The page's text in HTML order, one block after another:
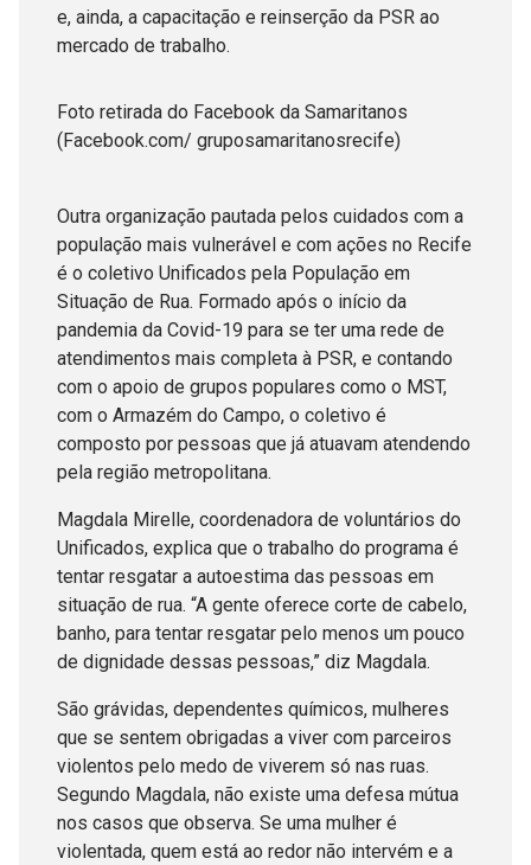
e, ainda, a capacitação e reinserção da PSR ao
mercado de trabalho.
Foto retirada do Facebook da Samaritanos
(Facebook.com/ gruposamaritanosrecife)
Outra organização pautada pelos cuidados com a
população mais vulnerável e com ações no Recife
é o coletivo Unificados pela População em
Situação de Rua. Formado após o início da
pandemia da Covid-19 para se ter uma rede de
atendimentos mais completa à PSR, e contando
com o apoio de grupos populares como o MST,
com o Armazém do Campo, o coletivo é
composto por pessoas que já atuavam atendendo
pela região metropolitana.
Magdala Mirelle, coordenadora de voluntários do
Unificados, explica que o trabalho do programa é
tentar resgatar a autoestima das pessoas em
situação de rua. “A gente oferece corte de cabelo,
banho, para tentar resgatar pelo menos um pouco
de dignidade dessas pessoas,” diz Magdala.
São grávidas, dependentes químicos, mulheres
que se sentem obrigadas a viver com parceiros
violentos pelo medo de viverem só nas ruas.
Segundo Magdala, não existe uma defesa mútua
nos casos que observa. Se uma mulher é
violentada, quem está ao redor não intervém e a